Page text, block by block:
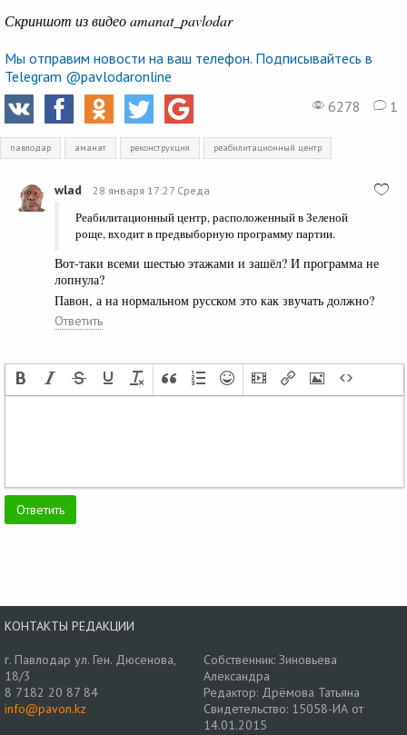
Скриншот из видео amanat_pavlodar
Мы отправим новости на ваш телефон. Подписывайтесь в
Telegram @pavlodaronline
6278
1
павлодар аманат реконструкция реабилитационный центр
wlad 28 января 17:27 Среда
Реабилитационный центр, расположенный в Зеленой
роще, входит в предвыборную программу партии.
Вот-таки всеми шестью этажами и зашёл? И программа не
лопнула?
Павон, а на нормальном русском это как звучать должно?
Ответить
КОНТАКТЫ РЕДАКЦИИ
г. Павлодар ул. Ген. Дюсенова,
18/3
8 7182 20 87 84
info@pavon.kz
Собственник: Зиновьева
Александра
Редактор: Дрёмова Татьяна
Свидетельство: 15058-ИА от
14.01.2015